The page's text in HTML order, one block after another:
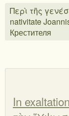
Περὶ τῆς
nativitate
Крестителя
In